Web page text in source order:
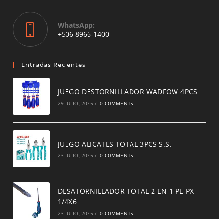
WhatsApp:
+506 8966-1400Opens
Entradas Recientes
JUEGO DESTORNILLADOR WADFOW 4PCS
29 JULIO, 2025 / 0 COMMENTS
JUEGO ALICATES TOTAL 3PCS S.S.
23 JULIO, 2025 / 0 COMMENTS
DESATORNILLADOR TOTAL 2 EN 1 PL-PX
1/4X6
23 JULIO, 2025 / 0 COMMENTS